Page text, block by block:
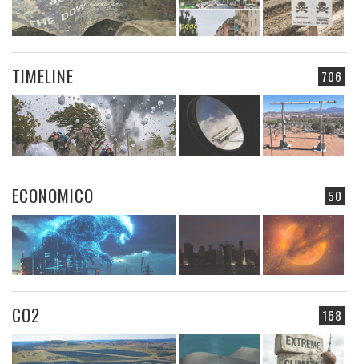
706
TIMELINE
50
ECONOMICO
168
CO2